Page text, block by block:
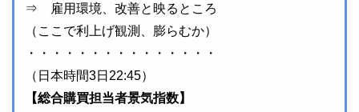
⇒ 雇用環境、改善と映るところ
（ここで利上げ観測、膨らむか）
・・・・・・・・・・・・・・・
（日本時間3日22:45）
【総合購買担当者景気指数】